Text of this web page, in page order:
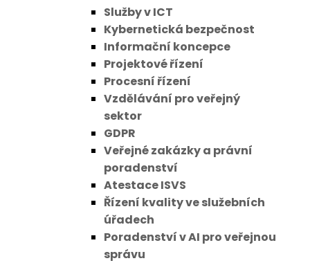
Služby v ICT
Kybernetická bezpečnost
Informační koncepce
Projektové řízení
Procesní řízení
Vzdělávání pro veřejný
sektor
GDPR
Veřejné zakázky a právní
poradenství
Atestace ISVS
Řízení kvality ve služebních
úřadech
Poradenství v AI pro veřejnou
správu